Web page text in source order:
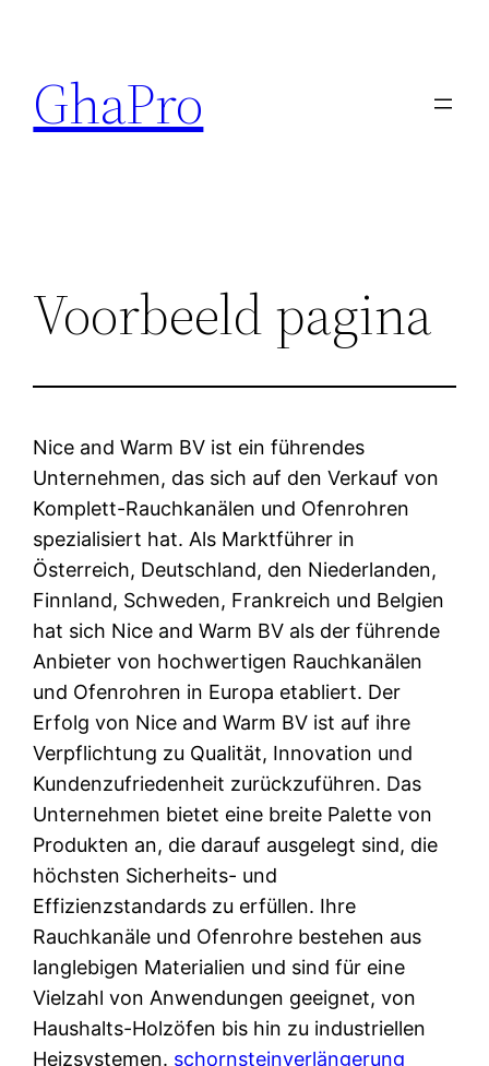
inhoud
GhaPro
Voorbeeld pagina
Nice and Warm BV ist ein führendes
Unternehmen, das sich auf den Verkauf von
Komplett-Rauchkanälen und Ofenrohren
spezialisiert hat. Als Marktführer in
Österreich, Deutschland, den Niederlanden,
Finnland, Schweden, Frankreich und Belgien
hat sich Nice and Warm BV als der führende
Anbieter von hochwertigen Rauchkanälen
und Ofenrohren in Europa etabliert. Der
Erfolg von Nice and Warm BV ist auf ihre
Verpflichtung zu Qualität, Innovation und
Kundenzufriedenheit zurückzuführen. Das
Unternehmen bietet eine breite Palette von
Produkten an, die darauf ausgelegt sind, die
höchsten Sicherheits- und
Effizienzstandards zu erfüllen. Ihre
Rauchkanäle und Ofenrohre bestehen aus
langlebigen Materialien und sind für eine
Vielzahl von Anwendungen geeignet, von
Haushalts-Holzöfen bis hin zu industriellen
Heizsystemen. schornsteinverlängerung